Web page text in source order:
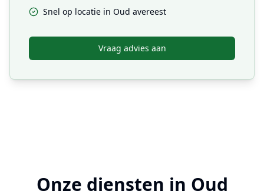
Snel op locatie in Oud avereest
Vraag advies aan
Onze diensten in Oud